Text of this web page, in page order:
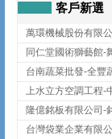
客戶新選